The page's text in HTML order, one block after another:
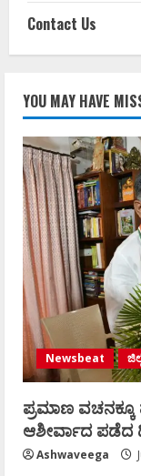
Contact Us
YOU MAY HAVE
Newsbeat
ಪ್ರಮಾಣ
ಆಶೀರ್ವಾದ ಪಡೆದ
Ashwaveega